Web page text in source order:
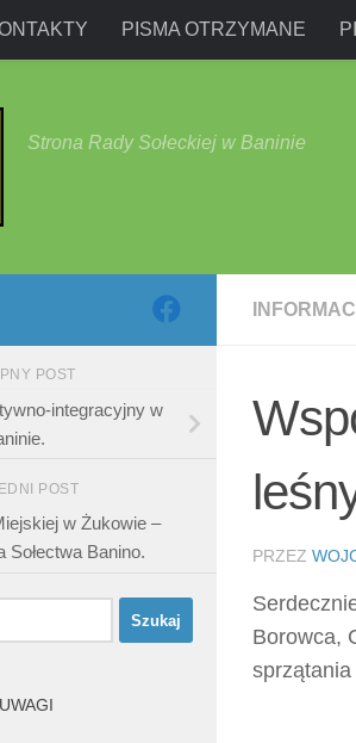
PISMA OTRZYMANE
Strona Rady Sołeckiej w Baninie
PRZEZ
Borowca,
sprzątania
POST
integracyjny w
POST
w Żukowie –
Sołectwa Banino.